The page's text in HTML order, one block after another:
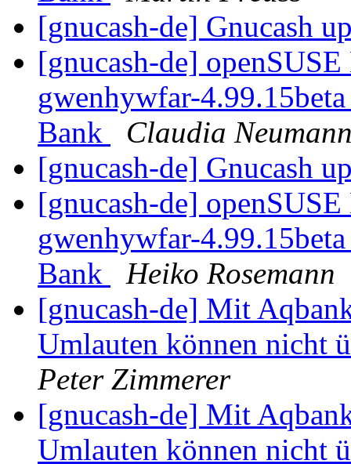
[gnucash-de] Gnucash
[gnucash-de]
gwenhywfar-
Bank
Claudia
[gnucash-de] Gnucash
[gnucash-de]
gwenhywfar-
Bank
Heiko Rosemann
[gnucash-de] Mit
Umlauten können nicht
Peter Zimmerer
[gnucash-de] Mit
Umlauten können nicht